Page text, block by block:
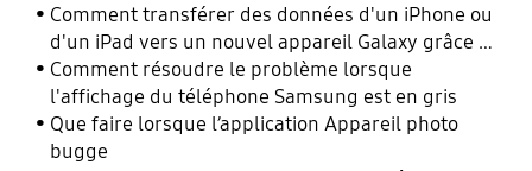
Comment transférer des données d'un iPhone ou
d'un iPad vers un nouvel appareil Galaxy grâce à
Smart Switch ?
Comment résoudre le problème lorsque
l'affichage du téléphone Samsung est en gris
Que faire lorsque l’application Appareil photo
bugge